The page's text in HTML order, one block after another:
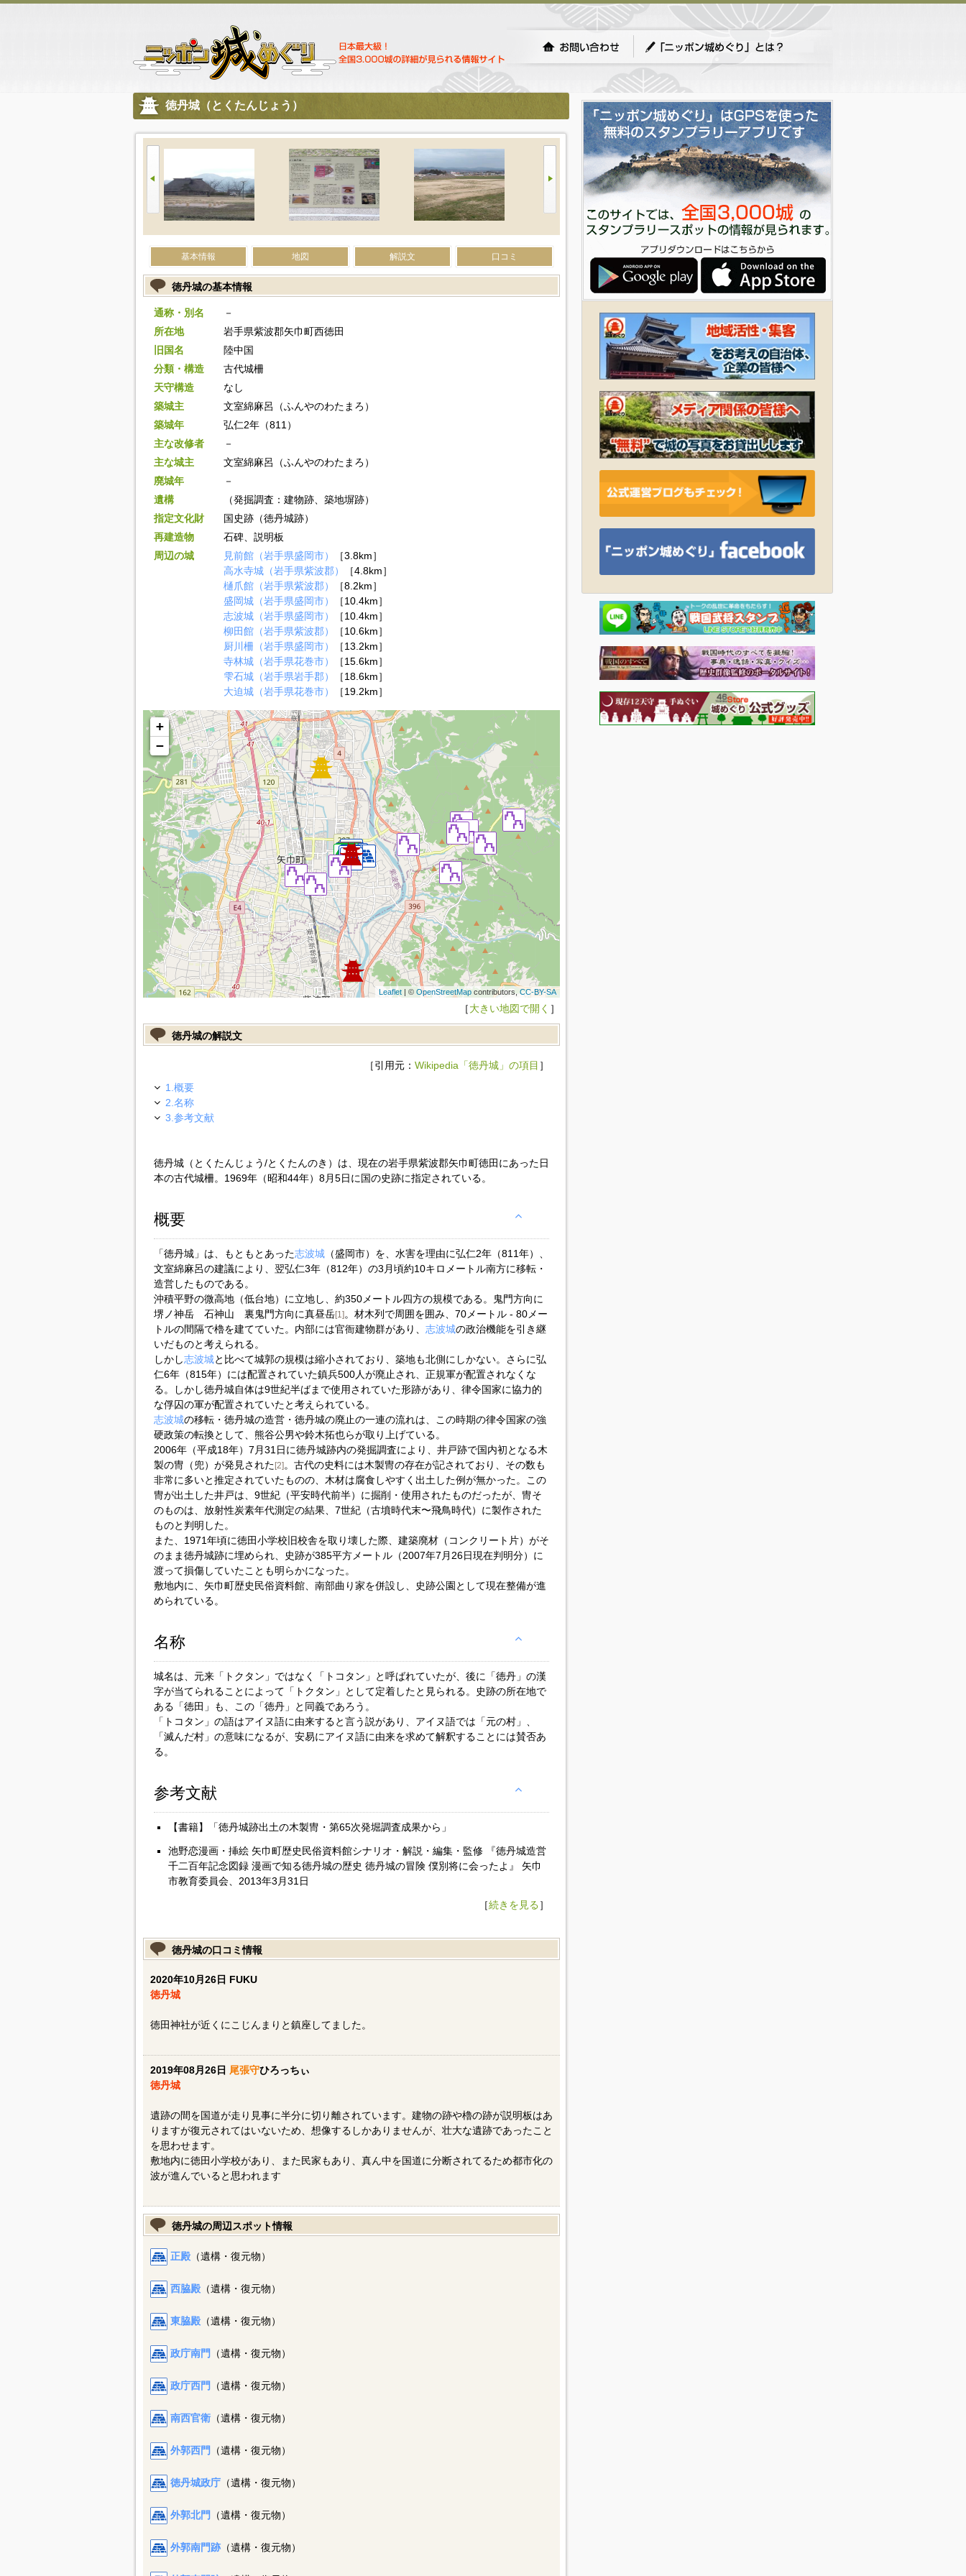
徳丹城（とくたんじょう）
基本情報 地図 解説文 口コミ
徳丹城の基本情報
通称・別名
－
所在地
岩手県紫波郡矢巾町西徳田
旧国名
陸中国
分類・構造
古代城柵
天守構造
なし
築城主
文室綿麻呂（ふんやのわたまろ）
築城年
弘仁2年（811）
主な改修者
－
主な城主
文室綿麻呂（ふんやのわたまろ）
廃城年
－
遺構
（発掘調査：建物跡、築地塀跡）
指定文化財
国史跡（徳丹城跡）
再建造物
石碑、説明板
周辺の城
見前館（岩手県盛岡市）
［3.8km］
高水寺城（岩手県紫波郡）
［4.8km］
樋爪館（岩手県紫波郡）
［8.2km］
盛岡城（岩手県盛岡市）
［10.4km］
志波城（岩手県盛岡市）
［10.4km］
柳田館（岩手県紫波郡）
［10.6km］
厨川柵（岩手県盛岡市）
［13.2km］
寺林城（岩手県花巻市）
［15.6km］
雫石城（岩手県岩手郡）
［18.6km］
大迫城（岩手県花巻市）
［19.2km］
+
−
Leaflet| © OpenStreetMapcontributors, CC-BY-SA
［大きい地図で開く ］
徳丹城の解説文
［引用元： Wikipedia「徳丹城」の項目 ］
1.概要
2.名称
3.参考文献
徳丹城（とくたんじょう/とくたんのき）は、現在の岩手県紫波郡矢巾町徳田にあった日
本の古代城柵。1969年（昭和44年）8月5日に国の史跡に指定されている。
概要
「徳丹城」は、もともとあった志波城（盛岡市）を、水害を理由に弘仁2年（811年）、
文室綿麻呂の建議により、翌弘仁3年（812年）の3月頃約10キロメートル南方に移転・
造営したものである。
沖積平野の微高地（低台地）に立地し、約350メートル四方の規模である。鬼門方向に
堺ノ神岳 石神山 裏鬼門方向に真昼岳[1]。材木列で周囲を囲み、70メートル - 80メー
トルの間隔で櫓を建てていた。内部には官衙建物群があり、 志波城の政治機能を引き継
いだものと考えられる。
しかし志波城と比べて城郭の規模は縮小されており、築地も北側にしかない。さらに弘
仁6年（815年）には配置されていた鎮兵500人が廃止され、正規軍が配置されなくな
る。しかし徳丹城自体は9世紀半ばまで使用されていた形跡があり、律令国家に協力的
な俘囚の軍が配置されていたと考えられている。
志波城の移転・徳丹城の造営・徳丹城の廃止の一連の流れは、この時期の律令国家の強
硬政策の転換として、熊谷公男や鈴木拓也らが取り上げている。
2006年（平成18年）7月31日に徳丹城跡内の発掘調査により、井戸跡で国内初となる木
製の冑（兜）が発見された [2]。古代の史料には木製冑の存在が記されており、その数も
非常に多いと推定されていたものの、木材は腐食しやすく出土した例が無かった。この
冑が出土した井戸は、9世紀（平安時代前半）に掘削・使用されたものだったが、冑そ
のものは、放射性炭素年代測定の結果、7世紀（古墳時代末〜飛鳥時代）に製作された
ものと判明した。
また、1971年頃に徳田小学校旧校舎を取り壊した際、建築廃材（コンクリート片）がそ
のまま徳丹城跡に埋められ、史跡が385平方メートル（2007年7月26日現在判明分）に
渡って損傷していたことも明らかになった。
敷地内に、矢巾町歴史民俗資料館、南部曲り家を併設し、史跡公園として現在整備が進
められている。
名称
城名は、元来「トクタン」ではなく「トコタン」と呼ばれていたが、後に「徳丹」の漢
字が当てられることによって「トクタン」として定着したと見られる。史跡の所在地で
ある「徳田」も、この「徳丹」と同義であろう。
「トコタン」の語はアイヌ語に由来すると言う説があり、アイヌ語では「元の村」、
「滅んだ村」の意味になるが、安易にアイヌ語に由来を求めて解釈することには賛否あ
る。
参考文献
【書籍】「徳丹城跡出土の木製冑・第65次発堀調査成果から」
池野恋漫画・挿絵 矢巾町歴史民俗資料館シナリオ・解説・編集・監修 『徳丹城造営
千二百年記念図録 漫画で知る徳丹城の歴史 徳丹城の冒険 僕別将に会ったよ』 矢巾
市教育委員会、2013年3月31日
［続きを見る］
徳丹城の口コミ情報
2020年10月26日 FUKU
徳丹城
徳田神社が近くにこじんまりと鎮座してました。
2019年08月26日 尾張守ひろっちぃ
徳丹城
遺跡の間を国道が走り見事に半分に切り離されています。建物の跡や櫓の跡が説明板はあ
りますが復元されてはいないため、想像するしかありませんが、壮大な遺跡であったこと
を思わせます。
敷地内に徳田小学校があり、また民家もあり、真ん中を国道に分断されてるため都市化の
波が進んでいると思われます
徳丹城の周辺スポット情報
正殿（遺構・復元物）
西脇殿（遺構・復元物）
東脇殿（遺構・復元物）
政庁南門 （遺構・復元物）
政庁西門 （遺構・復元物）
南西官衛（遺構・復元物）
外郭西門 （遺構・復元物）
徳丹城政庁（遺構・復元物）
外郭北門 （遺構・復元物）
外郭南門跡（遺構・復元物）